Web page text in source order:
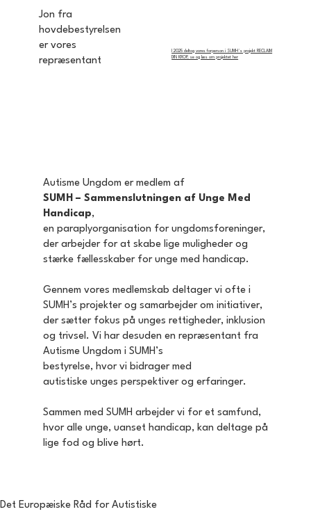
I 2025 deltog vores forperson i SUMH´s projekt RECLAIM
DIN KROP, se og læs om projektet her
Jon fra
hovdebestyrelsen
er vores
repræsentant
Autisme Ungdom er medlem af
SUMH – Sammenslutningen af Unge Med
Handicap,
en paraplyorganisation for ungdomsforeninger,
der arbejder for at skabe lige muligheder og
stærke fællesskaber for unge med handicap.
Gennem vores medlemskab deltager vi ofte i
SUMH’s projekter og samarbejder om initiativer,
der sætter fokus på unges rettigheder, inklusion
og trivsel. Vi har desuden en repræsentant fra
Autisme Ungdom i SUMH’s
bestyrelse, hvor vi bidrager med
autistiske unges perspektiver og erfaringer.
Sammen med SUMH arbejder vi for et samfund,
hvor alle unge, uanset handicap, kan deltage på
lige fod og blive hørt.
Det Europæiske Råd for Autistiske